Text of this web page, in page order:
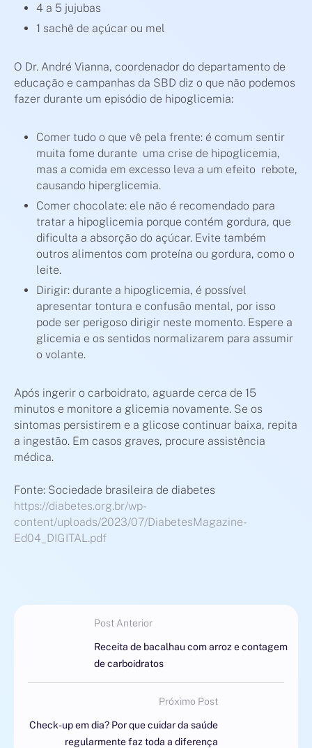
4 a 5 jujubas
1 sachê de açúcar ou mel
O Dr. André Vianna, coordenador do departamento de
educação e campanhas da SBD diz o que não podemos
fazer durante um episódio de hipoglicemia:
Comer tudo o que vê pela frente: é comum sentir
muita fome durante uma crise de hipoglicemia,
mas a comida em excesso leva a um efeito rebote,
causando hiperglicemia.
Comer chocolate: ele não é recomendado para
tratar a hipoglicemia porque contém gordura, que
dificulta a absorção do açúcar. Evite também
outros alimentos com proteína ou gordura, como o
leite.
Dirigir: durante a hipoglicemia, é possível
apresentar tontura e confusão mental, por isso
pode ser perigoso dirigir neste momento. Espere a
glicemia e os sentidos normalizarem para assumir
o volante.
Após ingerir o carboidrato, aguarde cerca de 15
minutos e monitore a glicemia novamente. Se os
sintomas persistirem e a glicose continuar baixa, repita
a ingestão. Em casos graves, procure assistência
médica.
Fonte: Sociedade brasileira de diabetes
https://diabetes.org.br/wp-
content/uploads/2023/07/DiabetesMagazine-
Ed04_DIGITAL.pdf
Post Anterior
Receita de bacalhau com arroz e contagem
de carboidratos
Próximo Post
Check-up em dia? Por que cuidar da saúde
regularmente faz toda a diferença